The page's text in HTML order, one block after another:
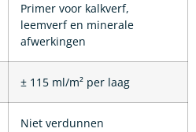
Primer voor kalkverf,
leemverf en minerale
afwerkingen
± 115 ml/m² per laag
Niet verdunnen